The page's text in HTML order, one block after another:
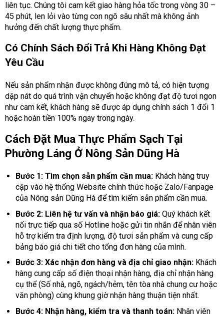
liên tục. Chúng tôi cam kết giao hàng hỏa tốc trong vòng 30 –
45 phút, len lỏi vào từng con ngõ sâu nhất mà không ảnh
hưởng đến chất lượng thực phẩm.
Có Chính Sách Đổi Trả Khi Hàng Không Đạt
Yêu Cầu
Nếu sản phẩm nhận được không đúng mô tả, có hiện tượng
dập nát do quá trình vận chuyển hoặc không đạt độ tươi ngon
như cam kết, khách hàng sẽ được áp dụng chính sách 1 đổi 1
hoặc hoàn tiền 100% ngay trong ngày.
Cách Đặt Mua Thực Phẩm Sạch Tại
Phường Láng Ở Nông Sản Dũng Hà
Bước 1: Tìm chọn sản phẩm cần mua:Khách hàng truy
cập vào hệ thống Website chính thức hoặc Zalo/Fanpage
của Nông sản Dũng Hà để tìm kiếm sản phẩm cần mua.
Bước 2: Liên hệ tư vấn và nhận báo giá:Quý khách kết
nối trực tiếp qua số Hotline hoặc gửi tin nhắn để nhân viên
hỗ trợ kiểm tra định lượng, độ tươi sản phẩm và cung cấp
bảng báo giá chi tiết cho tổng đơn hàng của mình.
Bước 3: Xác nhận đơn hàng và địa chỉ giao nhận:Khách
hàng cung cấp số điện thoại nhận hàng, địa chỉ nhận hàng
cụ thể (Số nhà, ngõ, ngách/hẻm, tên tòa nhà chung cư hoặc
văn phòng) cùng khung giờ nhận hàng thuận tiện nhất.
Bước 4: Nhận hàng, kiểm tra và thanh toán:Nhân viên